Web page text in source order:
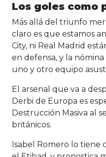
Los goles como
Más allá del triunfo
claro es que estamos
City, ni Real Madrid
en defensa, y la
uno y otro equipo
El arsenal que va a
Derbi de Europa es
Destrucción Masiva al
británicos.
Isabel Romero lo tiene